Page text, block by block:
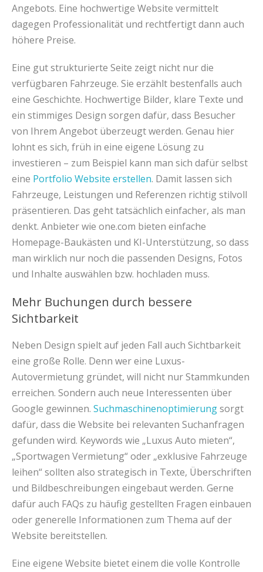
Angebots. Eine hochwertige Website vermittelt
dagegen Professionalität und rechtfertigt dann auch
höhere Preise.
Eine gut strukturierte Seite zeigt nicht nur die
verfügbaren Fahrzeuge. Sie erzählt bestenfalls auch
eine Geschichte. Hochwertige Bilder, klare Texte und
ein stimmiges Design sorgen dafür, dass Besucher
von Ihrem Angebot überzeugt werden. Genau hier
lohnt es sich, früh in eine eigene Lösung zu
investieren – zum Beispiel kann man sich dafür selbst
eine Portfolio Website erstellen. Damit lassen sich
Fahrzeuge, Leistungen und Referenzen richtig stilvoll
präsentieren. Das geht tatsächlich einfacher, als man
denkt. Anbieter wie one.com bieten einfache
Homepage-Baukästen und KI-Unterstützung, so dass
man wirklich nur noch die passenden Designs, Fotos
und Inhalte auswählen bzw. hochladen muss.
Mehr Buchungen durch bessere
Sichtbarkeit
Neben Design spielt auf jeden Fall auch Sichtbarkeit
eine große Rolle. Denn wer eine Luxus-
Autovermietung gründet, will nicht nur Stammkunden
erreichen. Sondern auch neue Interessenten über
Google gewinnen. Suchmaschinenoptimierungsorgt
dafür, dass die Website bei relevanten Suchanfragen
gefunden wird. Keywords wie „Luxus Auto mieten“,
„Sportwagen Vermietung“ oder „exklusive Fahrzeuge
leihen“ sollten also strategisch in Texte, Überschriften
und Bildbeschreibungen eingebaut werden. Gerne
dafür auch FAQs zu häufig gestellten Fragen einbauen
oder generelle Informationen zum Thema auf der
Website bereitstellen.
Eine eigene Website bietet einem die volle Kontrolle